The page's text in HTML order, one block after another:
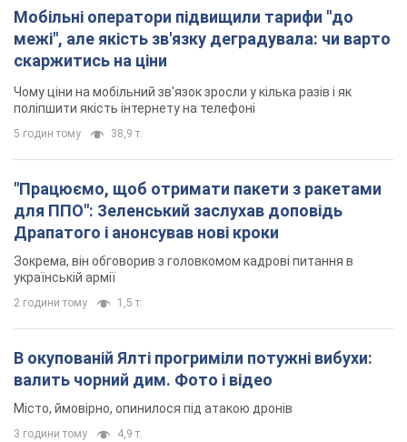
Мобільні оператори підвищили тарифи "до
межі", але якість зв'язку деградувала: чи варто
скаржитись на ціни
Чому ціни на мобільний зв'язок зросли у кілька разів і як
поліпшити якість інтернету на телефоні
5 годин тому 38,9 т.
"Працюємо, щоб отримати пакети з ракетами
для ППО": Зеленський заслухав доповідь
Драпатого і анонсував нові кроки
Зокрема, він обговорив з головкомом кадрові питання в
українській армії
2 години тому 1,5 т.
В окупованій Ялті прогриміли потужні вибухи:
валить чорний дим. Фото і відео
Місто, ймовірно, опинилося під атакою дронів
3 години тому 4,9 т.